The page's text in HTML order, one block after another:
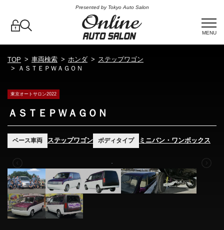
Presented by Tokyo Auto Salon
MENU
TOP 車両検索 ホンダ
ステップワゴン
ＡＳＴＥＰＷＡＧＯＮ
東京オートサロン2022
ＡＳＴＥＰＷＡＧＯＮ
ベース車両 ステップワゴン ボディタイプ ミニバン・ワンボックス